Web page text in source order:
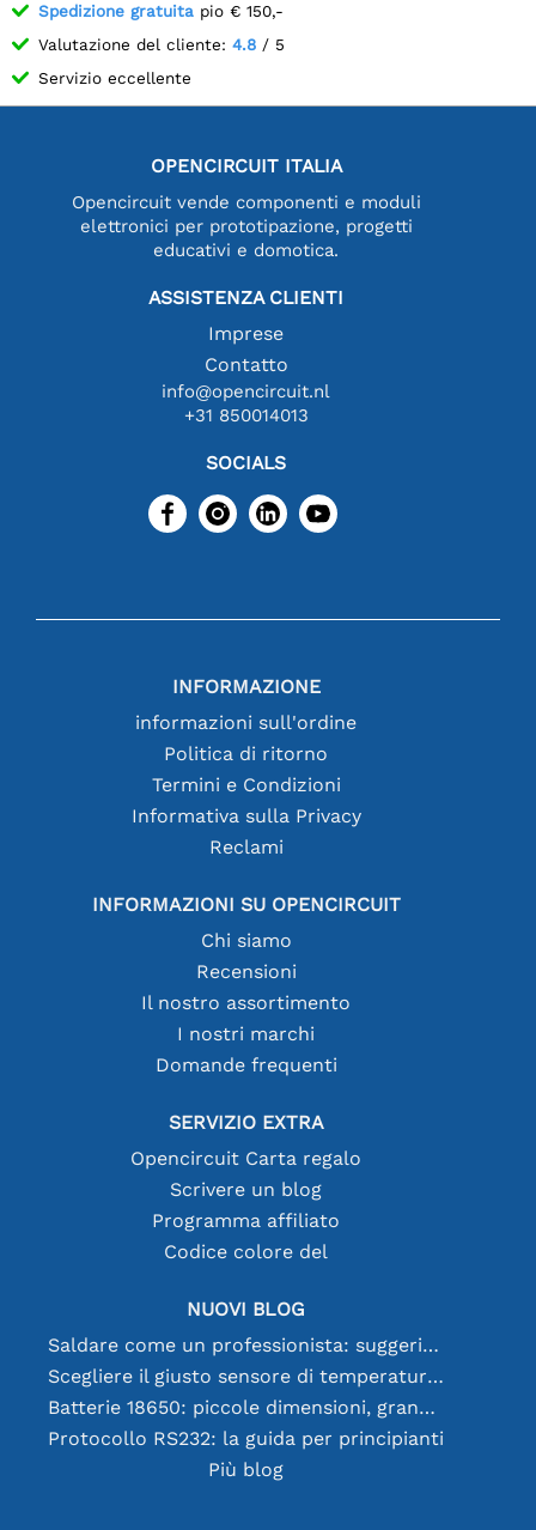
Spedizione gratuita pio € 150,-
Valutazione del cliente: 4.8 / 5
Servizio eccellente
OPENCIRCUIT ITALIA
Opencircuit vende componenti e moduli
elettronici per prototipazione, progetti
educativi e domotica.
ASSISTENZA CLIENTI
Imprese
Contatto
info@opencircuit.nl
+31 850014013
SOCIALS
INFORMAZIONE
informazioni sull'ordine
Politica di ritorno
Termini e Condizioni
Informativa sulla Privacy
Reclami
INFORMAZIONI SU OPENCIRCUIT
Chi siamo
Recensioni
Il nostro assortimento
I nostri marchi
Domande frequenti
SERVIZIO EXTRA
Opencircuit Carta regalo
Scrivere un blog
Programma affiliato
Codice colore del
NUOVI BLOG
Saldare come un professionista: suggerimenti per connessioni elettroniche perfette
Scegliere il giusto sensore di temperatura [youtube]
Batterie 18650: piccole dimensioni, grandi prestazioni
Protocollo RS232: la guida per principianti
Più blog